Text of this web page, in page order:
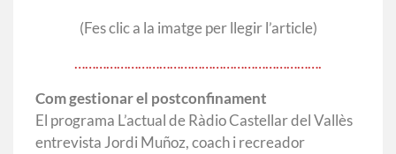
(Fes clic a la imatge per llegir l’article)
…………………………………………………………….
Com gestionar el postconfinament
El programa L’actual de Ràdio Castellar del Vallès
entrevista Jordi Muñoz, coach i recreador